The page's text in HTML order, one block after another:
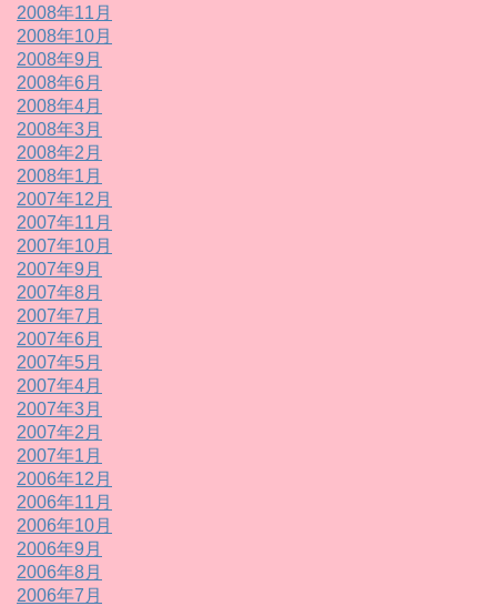
2008年11月
2008年10月
2008年9月
2008年6月
2008年4月
2008年3月
2008年2月
2008年1月
2007年12月
2007年11月
2007年10月
2007年9月
2007年8月
2007年7月
2007年6月
2007年5月
2007年4月
2007年3月
2007年2月
2007年1月
2006年12月
2006年11月
2006年10月
2006年9月
2006年8月
2006年7月